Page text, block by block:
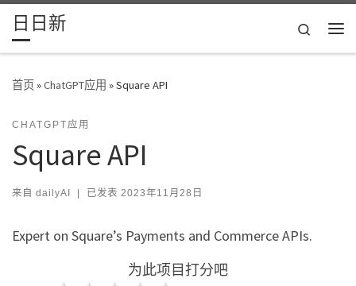
Skip to content
日日新
Search
首页»ChatGPT应用 »Square API
CHATGPT应用
Square API
来自 dailyAI | 已发表 2023年11月28日
Expert on Square’s Payments and Commerce APIs.
为此项目打分吧